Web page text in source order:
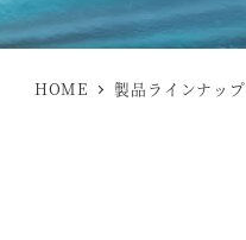
HOME 製品ラインナップ